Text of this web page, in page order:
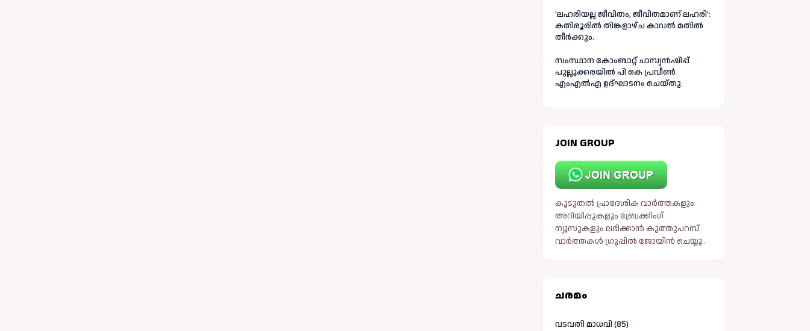
'ലഹരിയല്ല ജീവിതം, ജീവിതമാണ് ലഹരി':
കതിരൂരിൽ തിങ്കളാഴ്ച കാവൽ മതിൽ
തീർക്കും.
സംസ്ഥാന കോംബാറ്റ് ചാമ്പ്യൻഷിപ്പ്
പുല്ലൂക്കരയിൽ പി കെ പ്രവീൺ
എംഎൽഎ ഉദ്ഘാടനം ചെയ്തു.
JOIN GROUP
കൂടുതൽ പ്രാദേശിക വാർത്തകളും
അറിയിപ്പുകളും ബ്രേക്കിംഗ്
ന്യൂസുകളും ലഭിക്കാൻ കുത്തുപറമ്പ്
വാർത്തകൾ ഗ്രൂപ്പിൽ ജോയിൻ ചെയ്യൂ..
ചരമം
വടവതി മാധവി (85)